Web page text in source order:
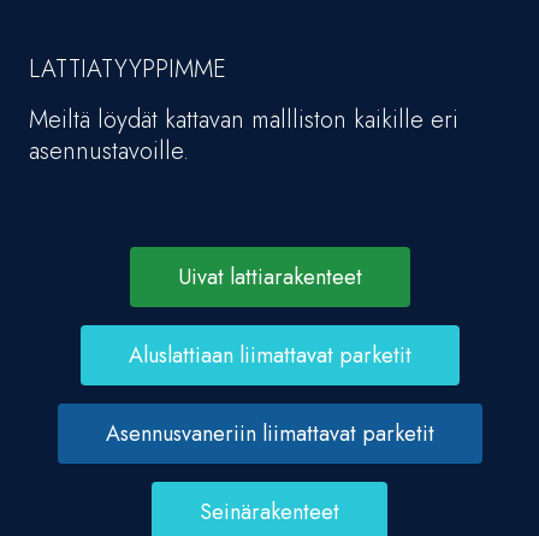
LATTIATYYPPIMME
Meiltä löydät kattavan mallliston kaikille eri
asennustavoille.
Uivat lattiarakenteet
Aluslattiaan liimattavat parketit
Asennusvaneriin liimattavat parketit
Seinärakenteet